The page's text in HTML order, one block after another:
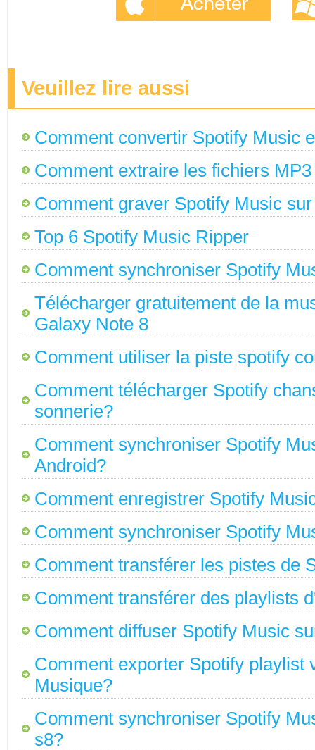
Veuillez lire aussi
Comment convertir Spotify Music
Comment extraire les fichiers
Comment graver Spotify Music
Top 6 Spotify Music Ripper
Comment synchroniser Spotify
Télécharger gratuitement de la
Galaxy Note 8
Comment utiliser la piste spotify
Comment télécharger Spotify
sonnerie?
Comment synchroniser Spotify
Android?
Comment enregistrer Spotify
Comment synchroniser Spotify
Comment transférer les pistes de
Comment transférer des playlists
Comment diffuser Spotify Music
Comment exporter Spotify playlist
Musique?
Comment synchroniser Spotify
s8?